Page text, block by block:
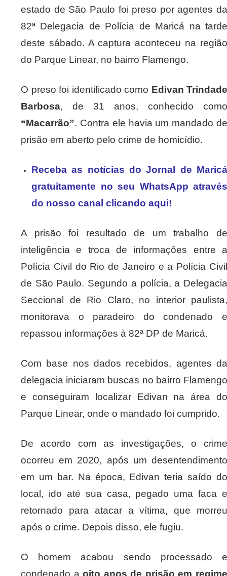
estado de São Paulo foi preso por agentes da
82ª Delegacia de Polícia de Maricá na tarde
deste sábado. A captura aconteceu na região
do Parque Linear, no bairro Flamengo.
O preso foi identificado como Edivan Trindade
Barbosa, de 31 anos, conhecido como
“Macarrão”. Contra ele havia um mandado de
prisão em aberto pelo crime de homicídio.
Receba as notícias do Jornal de Maricá
gratuitamente no seu WhatsApp através
do nosso canal clicando aqui!
A prisão foi resultado de um trabalho de
inteligência e troca de informações entre a
Polícia Civil do Rio de Janeiro e a Polícia Civil
de São Paulo. Segundo a polícia, a Delegacia
Seccional de Rio Claro, no interior paulista,
monitorava o paradeiro do condenado e
repassou informações à 82ª DP de Maricá.
Com base nos dados recebidos, agentes da
delegacia iniciaram buscas no bairro Flamengo
e conseguiram localizar Edivan na área do
Parque Linear, onde o mandado foi cumprido.
De acordo com as investigações, o crime
ocorreu em 2020, após um desentendimento
em um bar. Na época, Edivan teria saído do
local, ido até sua casa, pegado uma faca e
retornado para atacar a vítima, que morreu
após o crime. Depois disso, ele fugiu.
O homem acabou sendo processado e
condenado aoito anos de prisão em